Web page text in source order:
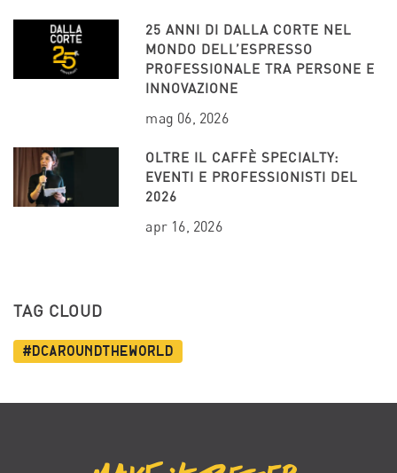
25 ANNI DI DALLA CORTE NEL
MONDO DELL’ESPRESSO
PROFESSIONALE TRA PERSONE E
INNOVAZIONE
mag 06, 2026
OLTRE IL CAFFÈ SPECIALTY:
EVENTI E PROFESSIONISTI DEL
2026
apr 16, 2026
TAG CLOUD
#dcaroundtheworld